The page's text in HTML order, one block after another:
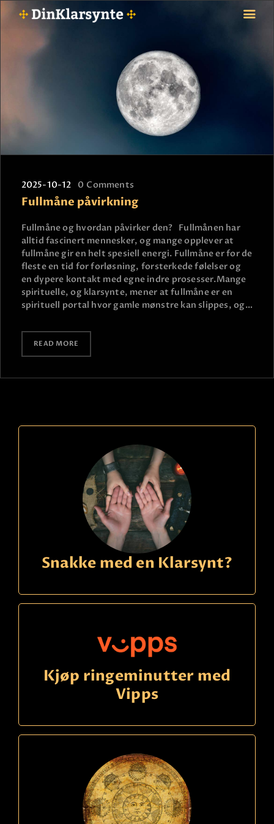
ASTROLOGI
STJERNETEGN
KLARSYNTE
BETALING
VIPPS
JOBBE SOM KLARSYNT
FAQ
KONTAKT OSS
2025-10-12 0 Comments
Fullmåne påvirkning
Fullmåne og hvordan påvirker den? Fullmånen har
alltid fascinert mennesker, og mange opplever at
fullmåne gir en helt spesiell energi. Fullmåne er for de
fleste en tid for forløsning, forsterkede følelser og
en dypere kontakt med egne indre prosesser.​ Mange
spirituelle, og klarsynte, mener at fullmåne er en
spirituell portal hvor gamle mønstre kan slippes, og…
READ MORE
Snakke med en Klarsynt?
Kjøp ringeminutter med
Vipps